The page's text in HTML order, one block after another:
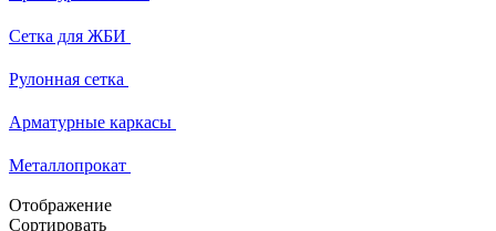
Сетка для ЖБИ
Рулонная сетка
Арматурные каркасы
Металлопрокат
Отображение
Сортировать